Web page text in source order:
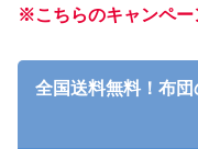
※こちらのキャンペー
全国送料無料！布